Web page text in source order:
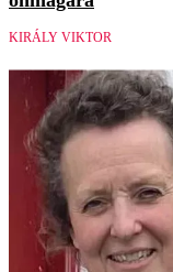
KIRÁLY VIKTOR